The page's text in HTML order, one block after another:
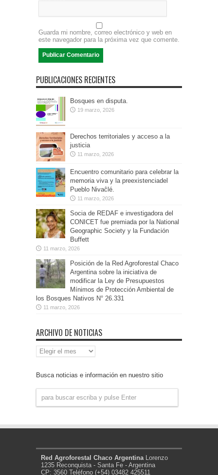
Guarda mi nombre, correo electrónico y web en
este navegador para la próxima vez que comente.
PUBLICACIONES RECIENTES
Bosques en disputa.
19 marzo, 2026
Derechos territoriales y acceso a la
justicia
11 marzo, 2026
Encuentro comunitario para celebrar la
memoria viva y la preexistenciadel
Pueblo Nivaĉlé.
11 marzo, 2026
Socia de REDAF e investigadora del
CONICET fue premiada por la National
Geographic Society y la Fundación
Buffett
11 marzo, 2026
Posición de la Red Agroforestal Chaco
Argentina sobre la iniciativa de
modificar la Ley de Presupuestos
Mínimos de Protección Ambiental de
los Bosques Nativos N° 26.331
11 marzo, 2026
ARCHIVO DE NOTICIAS
Archivo
de
Busca noticias e información en nuestro sitio
Red Agroforestal Chaco Argentina Lorenzo
1235 Reconquista - Santa Fe - Argentina
CP: 3560 Teléfono (+54) 03482 425511